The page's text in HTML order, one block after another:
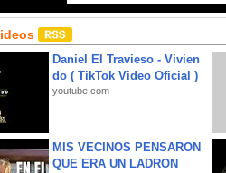
Daniel El Travieso - Vivien
do ( TikTok Video Oficial )
youtube.com
MIS VECINOS PENSARON
QUE ERA UN LADRON